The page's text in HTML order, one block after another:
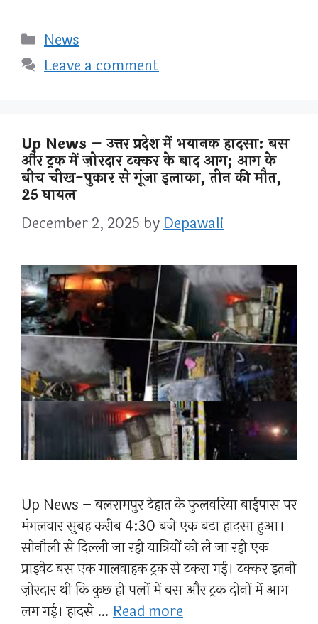
Categories
News
Leave a comment
Up News – उत्तर प्रदेश में भयानक हादसा: बस
और ट्रक में ज़ोरदार टक्कर के बाद आग; आग के
बीच चीख-पुकार से गूंजा इलाका, तीन की मौत,
25 घायल
December 2, 2025 byDepawali
Up News – बलरामपुर देहात के फुलवरिया बाईपास पर
मंगलवार सुबह करीब 4:30 बजे एक बड़ा हादसा हुआ।
सोनौली से दिल्ली जा रही यात्रियों को ले जा रही एक
प्राइवेट बस एक मालवाहक ट्रक से टकरा गई। टक्कर इतनी
ज़ोरदार थी कि कुछ ही पलों में बस और ट्रक दोनों में आग
लग गई। हादसे … Read more